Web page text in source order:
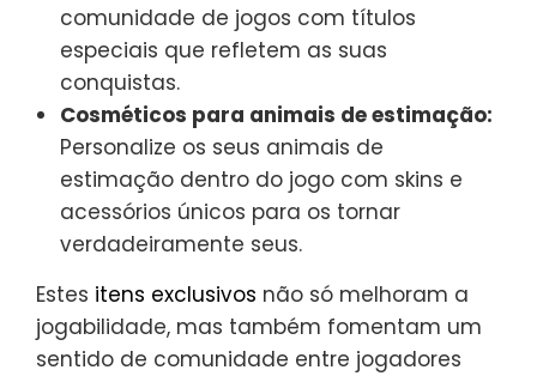
comunidade de jogos com títulos
especiais que refletem as suas
conquistas.
Cosméticos para animais de estimação:
Personalize os seus animais de
estimação dentro do jogo com skins e
acessórios únicos para os tornar
verdadeiramente seus.
Estes itens exclusivos não só melhoram a
jogabilidade, mas também fomentam um
sentido de comunidade entre jogadores